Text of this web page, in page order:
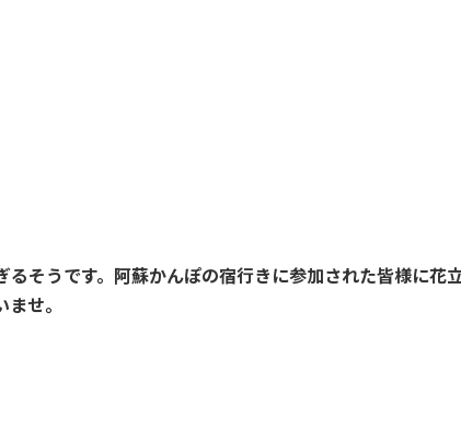
そうです。阿蘇かんぽの宿行きに参加された皆様に花
せ。